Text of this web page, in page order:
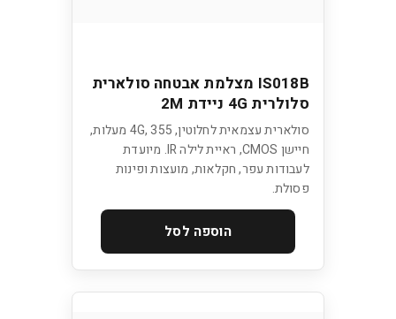
IS018B מצלמת אבטחה סולארית
סלולרית 4G ניידת 2M
סולארית עצמאית לחלוטין, 4G, 355 מעלות,
חיישן CMOS, ראיית לילה IR. מיועדת
לעבודות עפר, חקלאות, מועצות ופינות
פסולת.
הוספה לסל